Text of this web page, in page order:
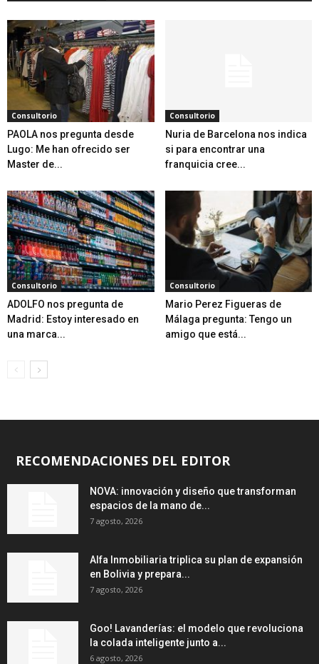
Consultorio
PAOLA nos pregunta desde
Lugo: Me han ofrecido ser
Master de...
Consultorio
Nuria de Barcelona nos indica
si para encontrar una
franquicia cree...
Consultorio
ADOLFO nos pregunta de
Madrid: Estoy interesado en
una marca...
Consultorio
Mario Perez Figueras de
Málaga pregunta: Tengo un
amigo que está...
RECOMENDACIONES DEL EDITOR
NOVA: innovación y diseño que transforman
espacios de la mano de...
7 agosto, 2026
Alfa Inmobiliaria triplica su plan de expansión
en Bolivia y prepara...
7 agosto, 2026
Goo! Lavanderías: el modelo que revoluciona
la colada inteligente junto a...
6 agosto, 2026